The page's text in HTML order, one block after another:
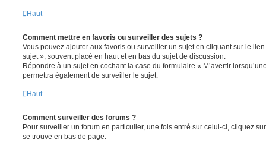
Haut
Comment mettre en favoris ou surveiller des sujets ?
Vous pouvez ajouter aux favoris ou surveiller un sujet en cliquant sur le
sujet », souvent placé en haut et en bas du sujet de discussion.
Répondre à un sujet en cochant la case du formulaire « M’avertir
permettra également de surveiller le sujet.
Haut
Comment surveiller des forums ?
Pour surveiller un forum en particulier, une fois entré sur celui-ci, cliquez
se trouve en bas de page.